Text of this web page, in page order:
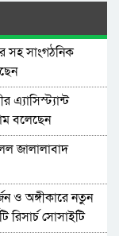
সহ সাংগঠনিক
এ্যাসিস্ট্যান্ট
বলেছেন
জালালাবাদ
ও অঙ্গীকারে নতুন
রিসার্চ সোসাইটি